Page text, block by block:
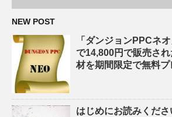
NEW POST
「ダンジョンPPCネ
で14,800円で販売さ
材を期間限定で無料プ
はじめにお読みくださ